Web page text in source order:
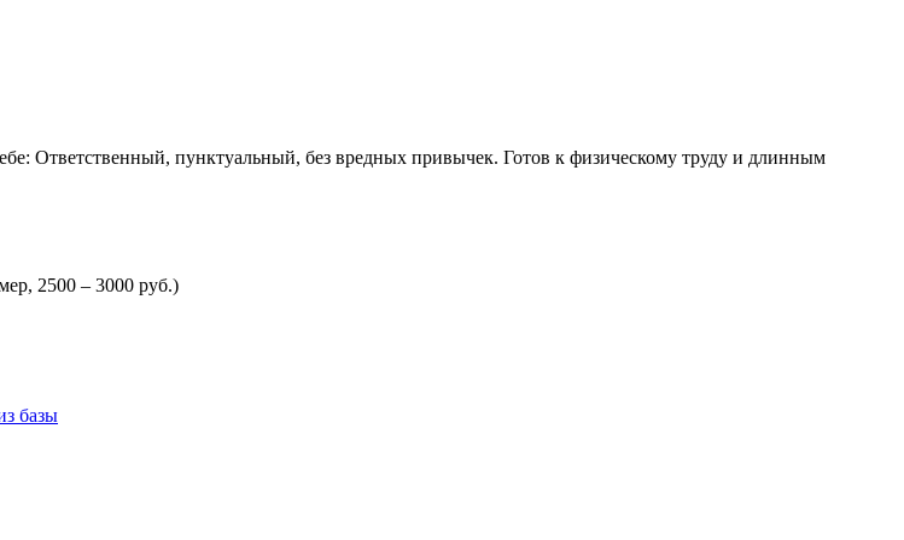
Ответственный, пунктуальный, без вредных привычек. Готов к физическому труду и длинным
2500 – 3000 руб.)
базы